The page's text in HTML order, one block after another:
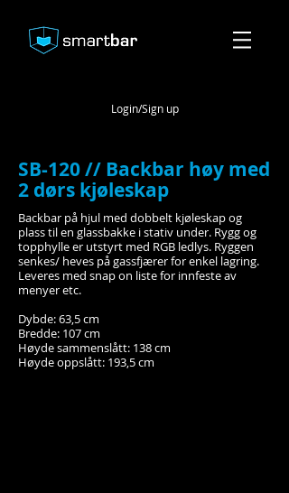
Login/Sign up
SB-120 // Backbar høy med
2 dørs kjøleskap
Backbar på hjul med dobbelt kjøleskap og
plass til en glassbakke i stativ under. Rygg og
topphylle er utstyrt med RGB ledlys. Ryggen
senkes/ heves på gassfjærer for enkel lagring.
Leveres med snap on liste for innfeste av
menyer etc.
Dybde: 63,5 cm
Bredde: 107 cm
Høyde sammenslått: 138 cm
Høyde oppslått: 193,5 cm